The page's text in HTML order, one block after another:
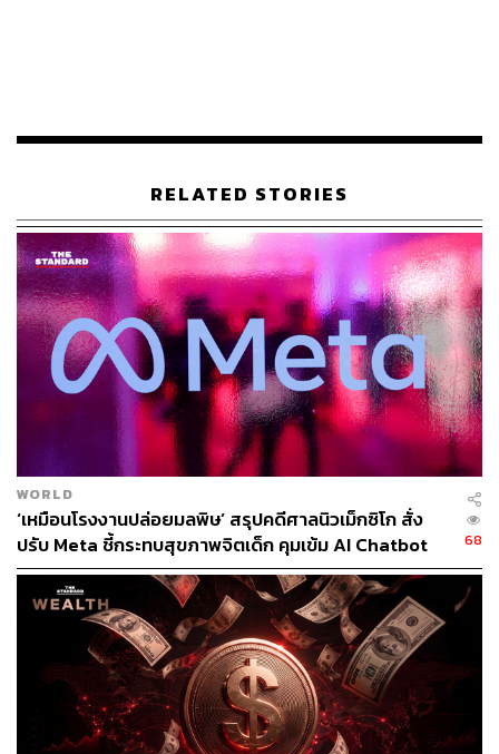
รายงานข่าวจากเว็บไซต์ CNET ยังบอกอีกด้วยว่ามาร์กอาจ
จะเดินทางไปให้ปากคำในฐานะพยาน กรณี Facebook ทำ
ข้อมูลส่วนตัวผู้ใช้งานรั่วไหลที่รัฐสภาคองเกรสแห่ง
สหรัฐอเมริการะหว่างวันที่ 10 และ 11 เมษายนนี้ ซึ่งข่าวนี้ยัง
ไม่ได้รับการยืนยันอย่างเป็นทางการออกมาจากทั้ง Facebook
หรือมาร์ก ซักเคอร์เบิร์ก
อ้างอิง:
AFP
www.reuters.com/article/us-facebook-privacy/facebo
ok-says-data-leak-hits-87-million-users-widening-priv
acy-scandal-idUSKCN1HB2CM
www.facebook.com/zuck/posts/10104771321644971
www.cnet.com/news/mark-zuckerberg-will-testify-to-c
ongress-on-april-11/
TAGS: Facebook
Mark Zuckerberg
Cambridge Analytica
RELATED STORIES
WORLD
‘เหมือนโรงงานปล่อยมลพิษ’ สรุปคดีศาลนิวเม็กซิโก สั่ง
ปรับ Meta ชี้กระทบสุขภาพจิตเด็ก คุมเข้ม AI Chatbot
68